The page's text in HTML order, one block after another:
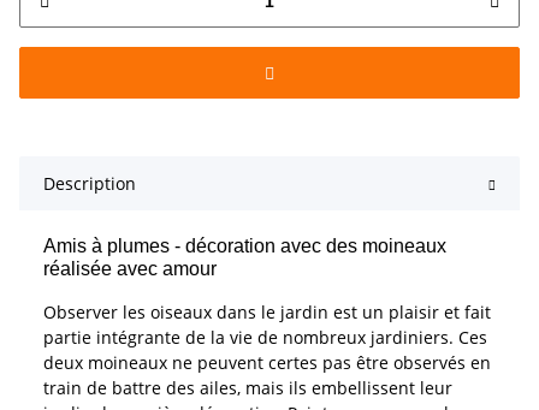
Description
Amis à plumes - décoration avec des moineaux
réalisée avec amour
Observer les oiseaux dans le jardin est un plaisir et fait
partie intégrante de la vie de nombreux jardiniers. Ces
deux moineaux ne peuvent certes pas être observés en
train de battre des ailes, mais ils embellissent leur